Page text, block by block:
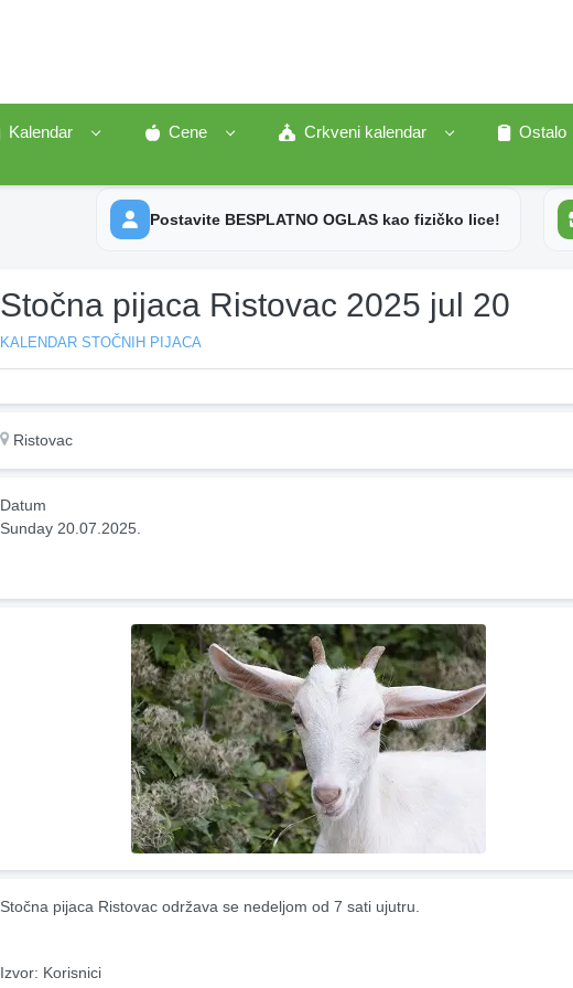
Kalendar Cene Crkveni kalendar
Ostalo
Postavite BESPLATNO OGLAS kao fizičko lice!
Stočna pijaca Ristovac 2025 jul 20
KALENDAR STOČNIH PIJACA
Ristovac
Datum
Sunday 20.07.2025.
Stočna pijaca Ristovac održava se nedeljom od 7 sati ujutru.
Izvor: Korisnici